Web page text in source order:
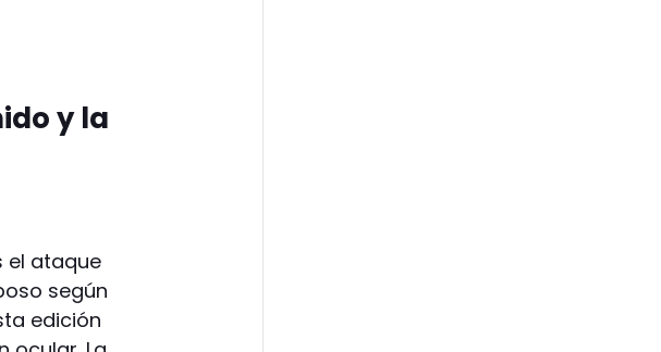
y la
el ataque
según
edición